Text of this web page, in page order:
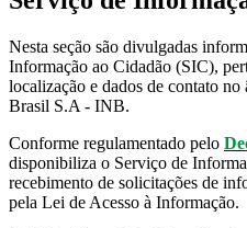
Nesta seção são divulgadas
Informação ao Cidadão (SIC),
localização e dados de contato
Brasil S.A - INB.
Conforme regulamentado pelo
disponibiliza o Serviço de
recebimento de solicitações de
pela Lei de Acesso à Informação.